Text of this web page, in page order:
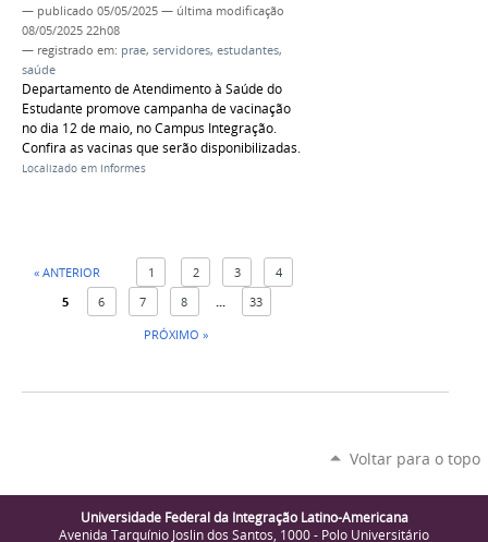
— publicado 05/05/2025 — última modificação
08/05/2025 22h08
— registrado em: prae, servidores, estudantes,
saúde
Departamento de Atendimento à Saúde do
Estudante promove campanha de vacinação
no dia 12 de maio, no Campus Integração.
Confira as vacinas que serão disponibilizadas.
Localizado em Informes
« ANTERIOR 1 2 3
4
5
6 7 8
33
PRÓXIMO »
Voltar para o topo
Universidade Federal da Integração Latino-Americana
Avenida Tarquínio Joslin dos Santos, 1000 - Polo Universitário